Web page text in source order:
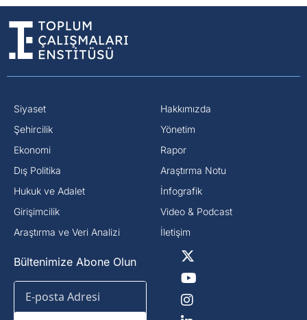
Siyaset
⁠Şehircilik
Ekonomi
Dış Politika
⁠Hukuk ve Adalet
Girişimcilik
Araştırma ve Veri Analizi
Hakkımızda
Yönetim
Rapor
Araştırma Notu
İnfografik
Video & Podcast
İletişim
Bültenimize Abone Olun